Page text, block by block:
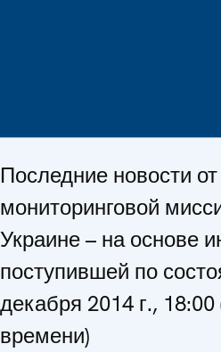
Последние новости
мониторинговой
Украине – на основе
поступившей по
декабря 2014 г.,
времени)